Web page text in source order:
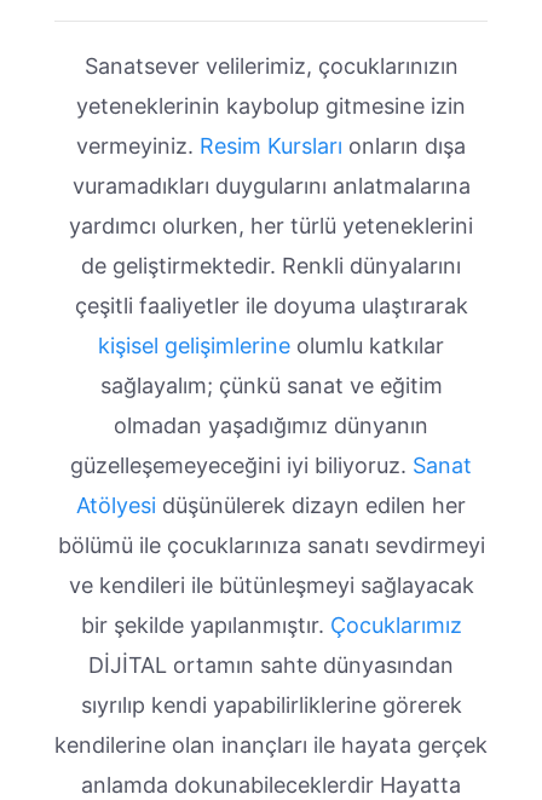
Sanatsever velilerimiz, çocuklarınızın
yeteneklerinin kaybolup gitmesine izin
vermeyiniz. Resim Kursları onların dışa
vuramadıkları duygularını anlatmalarına
yardımcı olurken, her türlü yeteneklerini
de geliştirmektedir. Renkli dünyalarını
çeşitli faaliyetler ile doyuma ulaştırarak
kişisel gelişimlerine olumlu katkılar
sağlayalım; çünkü sanat ve eğitim
olmadan yaşadığımız dünyanın
güzelleşemeyeceğini iyi biliyoruz. Sanat
Atölyesi düşünülerek dizayn edilen her
bölümü ile çocuklarınıza sanatı sevdirmeyi
ve kendileri ile bütünleşmeyi sağlayacak
bir şekilde yapılanmıştır. Çocuklarımız
DİJİTAL ortamın sahte dünyasından
sıyrılıp kendi yapabilirliklerine görerek
kendilerine olan inançları ile hayata gerçek
anlamda dokunabileceklerdir Hayatta